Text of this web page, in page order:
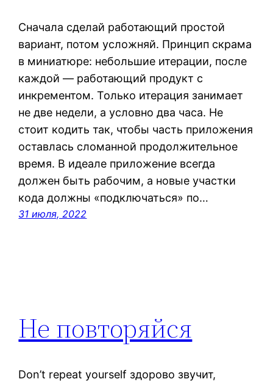
Сначала сделай работающий простой
вариант, потом усложняй. Принцип скрама
в миниатюре: небольшие итерации, после
каждой — работающий продукт с
инкрементом. Только итерация занимает
не две недели, а условно два часа. Не
стоит кодить так, чтобы часть приложения
оставлась сломанной продолжительное
время. В идеале приложение всегда
должен быть рабочим, а новые участки
кода должны «подключаться» по…
31 июля, 2022
Не повторяйся
Don’t repeat yourself здорово звучит,